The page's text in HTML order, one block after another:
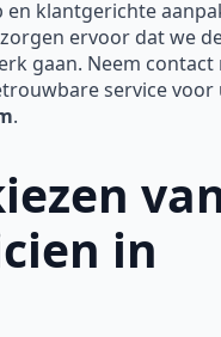
klantgerichte
ervoor dat we
gaan. Neem contact
service voor
.
in